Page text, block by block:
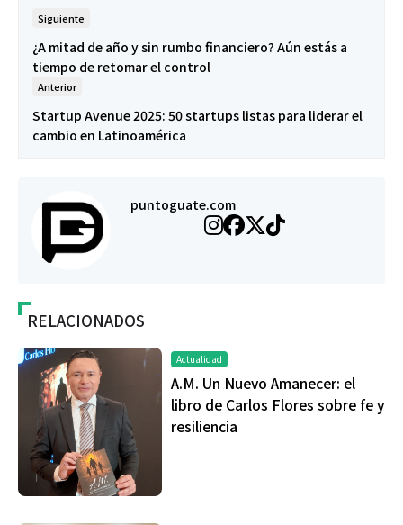
Siguiente
¿A mitad de año y sin rumbo financiero? Aún estás a
tiempo de retomar el control
Anterior
Startup Avenue 2025: 50 startups listas para liderar el
cambio en Latinoamérica
puntoguate.com
RELACIONADOS
Actualidad
A.M. Un Nuevo Amanecer: el
libro de Carlos Flores sobre fe y
resiliencia